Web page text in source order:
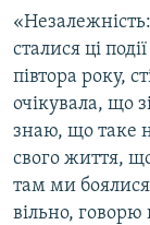
сталися ці
півтора року,
очікувала, що
знаю, що таке
свого життя,
там ми
вільно,